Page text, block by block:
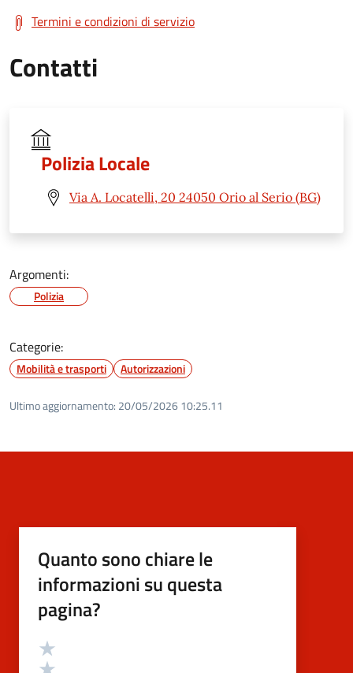
Termini e condizioni di servizio
Contatti
Polizia Locale
Via A. Locatelli, 20 24050 Orio al Serio (BG)
Argomenti:
Polizia
Categorie:
Mobilità e trasporti Autorizzazioni
Ultimo aggiornamento: 20/05/2026 10:25.11
Quanto sono chiare le
informazioni su questa
pagina?
Valutazione